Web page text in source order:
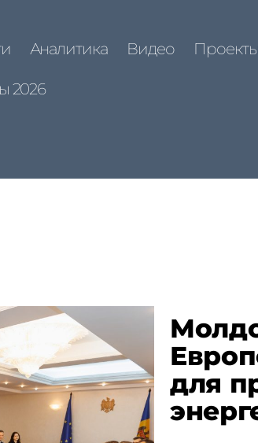
Аналитика Видео Проекты
2026
для